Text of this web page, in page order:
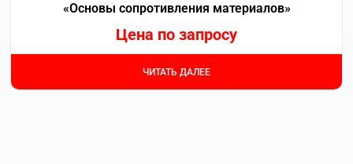
«Основы сопротивления материалов»
Цена по запросу
ЧИТАТЬ ДАЛЕЕ